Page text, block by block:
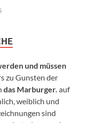
und müssen
zu Gunsten der
das Marburger. auf
weiblich und
sind